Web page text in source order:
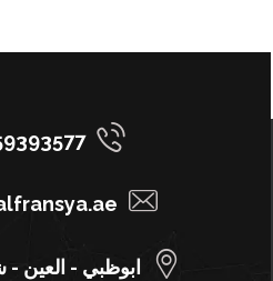
ابوظبي - العين -